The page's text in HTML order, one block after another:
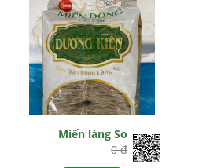
Miến làng So
0 đ